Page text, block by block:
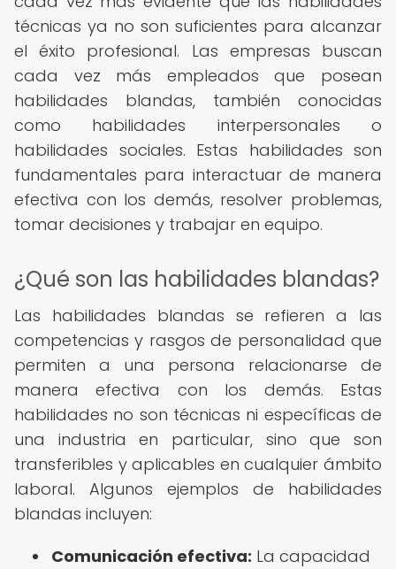
técnicas ya no son suficientes para alcanzar
el éxito profesional. Las empresas buscan
cada vez más empleados que posean
habilidades blandas, también conocidas
como habilidades interpersonales o
habilidades sociales. Estas habilidades son
fundamentales para interactuar de manera
efectiva con los demás, resolver problemas,
tomar decisiones y trabajar en equipo.
¿Qué son las habilidades blandas?
Las habilidades blandas se refieren a las
competencias y rasgos de personalidad que
permiten a una persona relacionarse de
manera efectiva con los demás. Estas
habilidades no son técnicas ni específicas de
una industria en particular, sino que son
transferibles y aplicables en cualquier ámbito
laboral. Algunos ejemplos de habilidades
blandas incluyen:
Comunicación efectiva: La capacidad